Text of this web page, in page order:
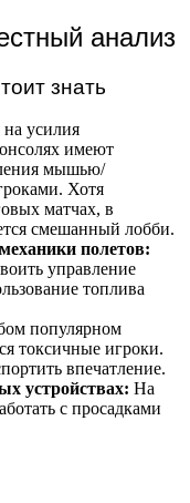
анализ
знать
усилия
имеют
мышью/
Хотя
матчах, в
смешанный лобби.
полетов:
управление
топлива
популярном
токсичные игроки.
впечатление.
устройствах: На
с просадками